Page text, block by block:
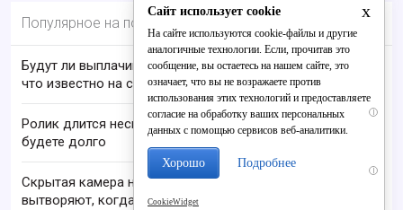
Популярное на портале
Будут ли выплачивать 13-ю пенсию в 2026 году:
что известно на сегодня
i
Ролик длится несколько секунд, а смеяться вы
будете долго
i
Скрытая камера на пляже Крыма: Что люди
вытворяют, когда их не видят...
x
Сайт использует cookie
На сайте используются cookie-файлы и другие
аналогичные технологии. Если, прочитав это
сообщение, вы остаетесь на нашем сайте, это
означает, что вы не возражаете против
использования этих технологий и предоставляете
согласие на обработку ваших персональных
данных с помощью сервисов веб-аналитики.
Хорошо Подробнее
CookieWidget